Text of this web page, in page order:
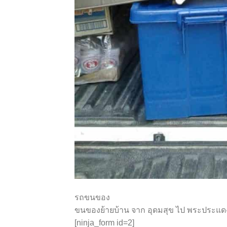
รถขนของ
ขนของย้ายบ้าน จาก อุดมสุข ไป พระประแด
[ninja_form id=2]